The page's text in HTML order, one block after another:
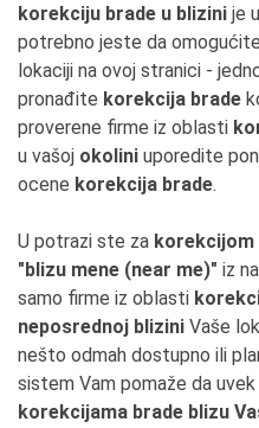
korekciju brade u blizini je
potrebno jeste da
lokaciji na ovoj stranici -
pronađite korekcija brade
proverene firme iz oblasti
u vašoj okolini uporedite
ocene korekcija brade.
U potrazi ste za korekcijom
"blizu mene (near me)" iz
samo firme iz oblasti
neposrednoj blizini Vaše
nešto odmah dostupno ili
sistem Vam pomaže da
korekcijama brade blizu